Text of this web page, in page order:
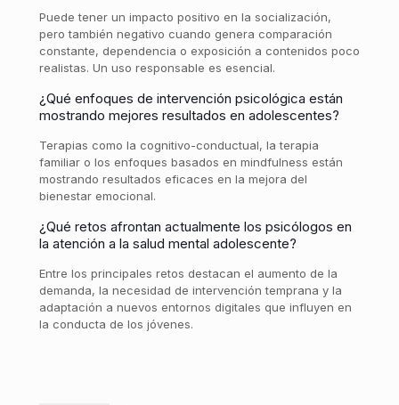
Puede tener un impacto positivo en la socialización,
pero también negativo cuando genera comparación
constante, dependencia o exposición a contenidos poco
realistas. Un uso responsable es esencial.
¿Qué enfoques de intervención psicológica están
mostrando mejores resultados en adolescentes?
Terapias como la cognitivo-conductual, la terapia
familiar o los enfoques basados en mindfulness están
mostrando resultados eficaces en la mejora del
bienestar emocional.
¿Qué retos afrontan actualmente los psicólogos en
la atención a la salud mental adolescente?
Entre los principales retos destacan el aumento de la
demanda, la necesidad de intervención temprana y la
adaptación a nuevos entornos digitales que influyen en
la conducta de los jóvenes.